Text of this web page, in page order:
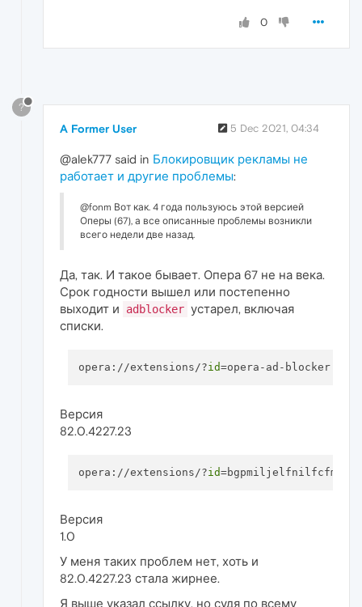
0
?
A Former User 5 Dec 2021, 04:34
@alek777 said in Блокировщик рекламы не
работает и другие проблемы:
@fonm Вот как. 4 года пользуюсь этой версией
Оперы (67), а все описанные проблемы возникли
всего недели две назад.
Да, так. И такое бывает. Опера 67 не на века.
Срок годности вышел или постепенно
выходит и
adblocker устарел, включая
списки.
opera://extensions/?id =opera-ad-blocker
Версия
82.0.4227.23
opera://extensions/?id
Версия
1.0
У меня таких проблем нет, хоть и
82.0.4227.23 стала жирнее.
Я выше указал ссылку, но судя по всему